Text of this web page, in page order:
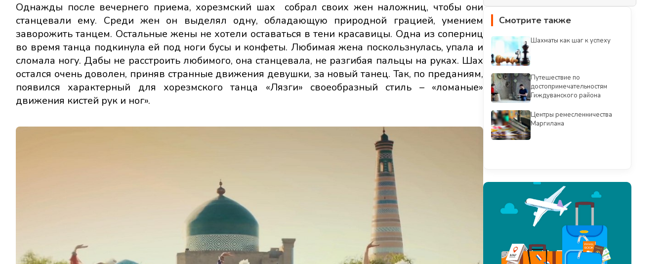
Однажды после вечернего приема, хорезмский шах собрал своих жен наложниц, чтобы они
станцевали ему. Среди жен он выделял одну, обладающую природной грацией, умением
заворожить танцем. Остальные жены не хотели оставаться в тени красавицы. Одна из соперниц
во время танца подкинула ей под ноги бусы и конфеты. Любимая жена поскользнулась, упала и
сломала ногу. Дабы не расстроить любимого, она станцевала, не разгибая пальцы на руках. Шах
остался очень доволен, приняв странные движения девушки, за новый танец. Так, по преданиям,
появился характерный для хорезмского танца «Лязги» своеобразный стиль – «ломаные»
движения кистей рук и ног».
Смотрите также
Шахматы как шаг к успеху
Путешествие по
достопримечательностям
Гиждуванского района
Центры ремесленничества
Маргилана